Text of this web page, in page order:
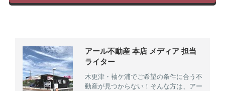
アール不動産 本店 メディア 担当
ライター
木更津・袖ケ浦でご希望の条件に合う不
動産が見つからない！そんな方は、アー